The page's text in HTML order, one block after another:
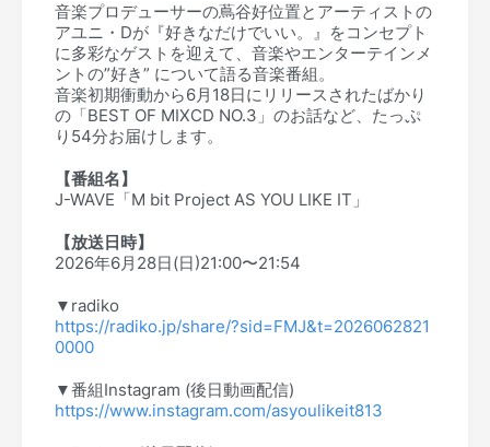
音楽プロデューサーの蔦谷好位置とアーティストの
アユニ・Dが『好きなだけでいい。』をコンセプト
に多彩なゲストを迎えて、音楽やエンターテインメ
ントの”好き” について語る音楽番組。
音楽初期衝動から6月18日にリリースされたばかり
の「BEST OF MIXCD NO.3」のお話など、たっぷ
り54分お届けします。
【番組名】
J-WAVE「M bit Project AS YOU LIKE IT」
【放送日時】
2026年6月28日(日)21:00〜21:54
▼radiko
https://radiko.jp/share/?sid=FMJ&t=2026062821
0000
▼番組Instagram (後日動画配信)
https://www.instagram.com/asyoulikeit813